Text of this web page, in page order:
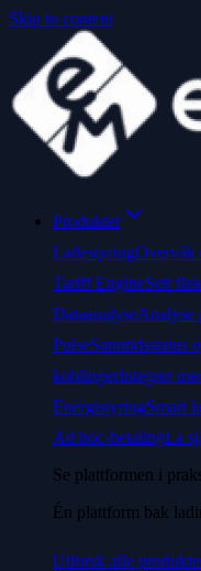
Skip to content
Produkter
LadestyringOvervåk
Tariff EngineSett
DataanalyseAnalyse
PulseSanntidsstatus
koblingerIntegrer
EnergistyringSmart
Ad hoc-betalingLa
Se plattformen i
Én plattform bak
Utforsk alle